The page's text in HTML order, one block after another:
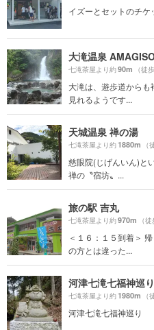
イズーとセットのチケ
大滝温泉
七滝茶屋より約90m （徒
大滝は、遊歩道から
見れるようです...
天城温泉 禅の湯
七滝茶屋より約1880m （
慈眼院(じげんいん)と
禅の〝宿坊〟...
旅の駅 吉丸
七滝茶屋より約970m （
＜１６：１５到着＞
の方とは違った...
河津七滝七福神巡り
七滝茶屋より約1980m （
河津七滝七福神巡り